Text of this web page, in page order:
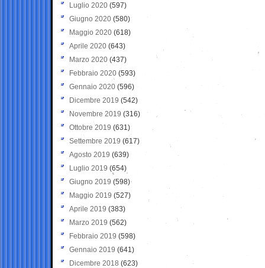
Luglio 2020 (597)
Giugno 2020 (580)
Maggio 2020 (618)
Aprile 2020 (643)
Marzo 2020 (437)
Febbraio 2020 (593)
Gennaio 2020 (596)
Dicembre 2019 (542)
Novembre 2019 (316)
Ottobre 2019 (631)
Settembre 2019 (617)
Agosto 2019 (639)
Luglio 2019 (654)
Giugno 2019 (598)
Maggio 2019 (527)
Aprile 2019 (383)
Marzo 2019 (562)
Febbraio 2019 (598)
Gennaio 2019 (641)
Dicembre 2018 (623)